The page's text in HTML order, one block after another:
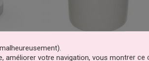
Dummy Rond 20 Cm De
améliorer votre navigation, vous montrer ce